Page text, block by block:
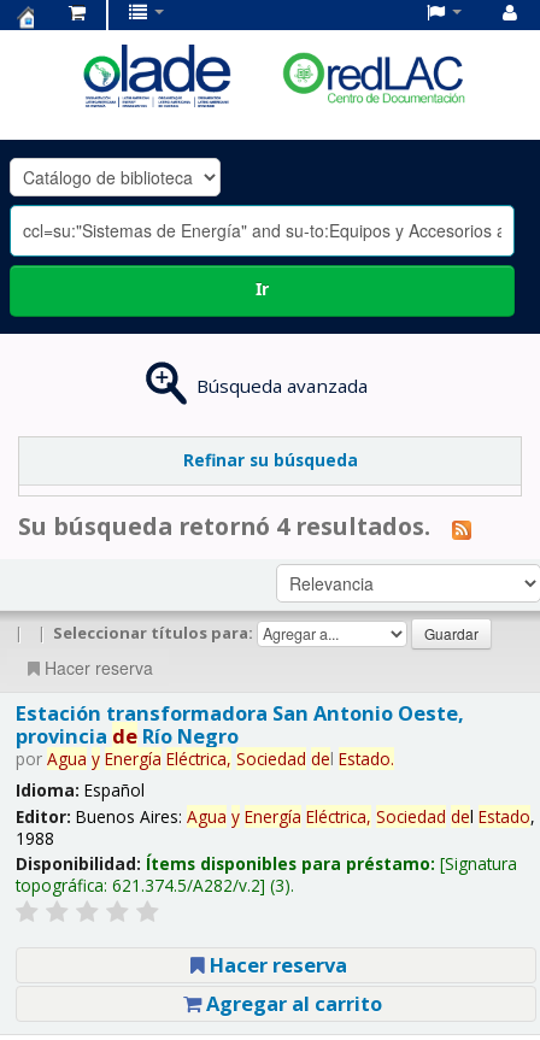
OLADE
-
Ir
Búsqueda avanzada
Refinar su búsqueda
Su búsqueda retornó 4 resultados.
| | Seleccionar títulos para:
Hacer reserva
Estación transformadora San Antonio Oeste,
provincia deRío Negro
por Agua y Energía Eléctrica, Sociedad del Estado.
Idioma: Español
Editor: Buenos Aires: Agua y Energía Eléctrica, Sociedad del Estado,
1988
Disponibilidad: Ítems disponibles para préstamo: Signatura
topográfica: 621.374.5/A282/v.2 (3).
Hacer reserva
Agregar al carrito